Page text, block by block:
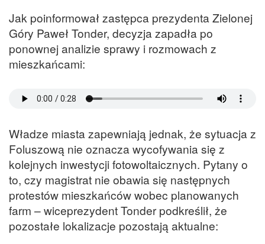
Jak poinformował zastępca prezydenta Zielonej
Góry Paweł Tonder, decyzja zapadła po
ponownej analizie sprawy i rozmowach z
mieszkańcami:
Władze miasta zapewniają jednak, że sytuacja z
Foluszową nie oznacza wycofywania się z
kolejnych inwestycji fotowoltaicznych. Pytany o
to, czy magistrat nie obawia się następnych
protestów mieszkańców wobec planowanych
farm – wiceprezydent Tonder podkreślił, że
pozostałe lokalizacje pozostają aktualne: